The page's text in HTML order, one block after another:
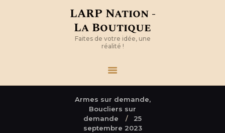
LARP Nation -
La Boutique
Faites de votre idée, une
réalité !
Armes sur demande,
Boucliers sur
demande
25
septembre 2023